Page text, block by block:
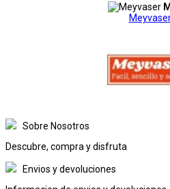
Sobre Nosotros
Descubre, compra y disfruta
Envios y devoluciones